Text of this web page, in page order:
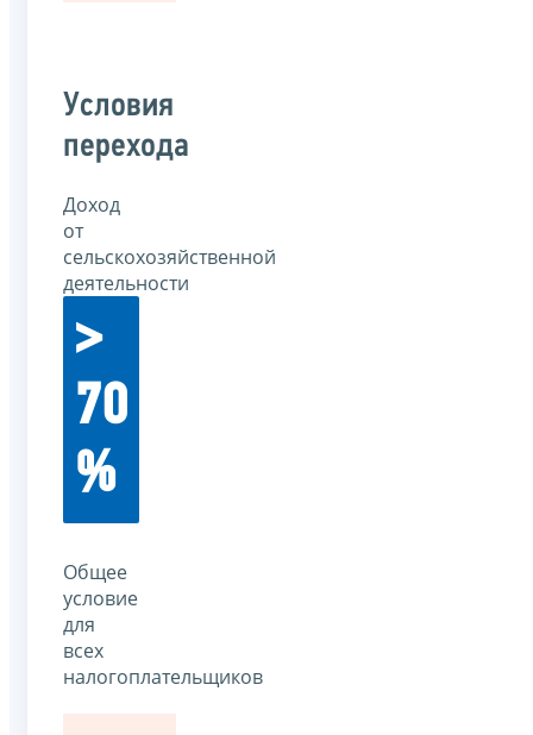
Условия
перехода
Доход
от
сельскохозяйственной
деятельности
>
70
%
Общее
условие
для
всех
налогоплательщиков